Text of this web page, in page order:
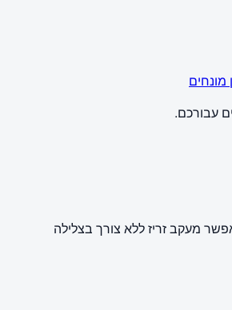
מונחים
מעקב זריז ללא צורך בצלילה